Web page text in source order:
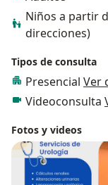
Niños a partir
direcciones)
Tipos de consulta
Presencial Ver
Videoconsulta
Fotos y videos